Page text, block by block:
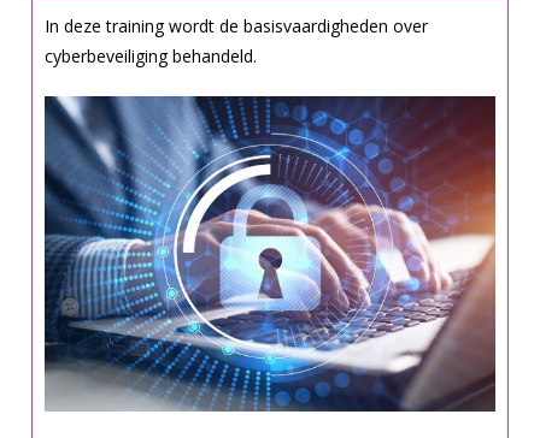
In deze training wordt de basisvaardigheden over
cyberbeveiliging behandeld.